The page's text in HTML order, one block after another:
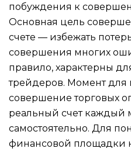
побуждения к
Основная цель
счете — избежать
совершения многих
правило, характерны
трейдеров. Момент для
совершение торговых
реальный счет каждый
самостоятельно. Для
финансовой площадки